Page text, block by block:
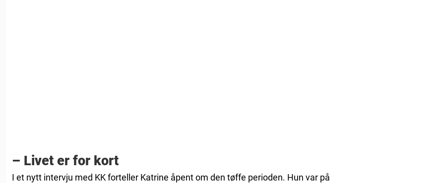
– Livet er for kort
I et nytt intervju med KK forteller Katrine åpent om den tøffe perioden. Hun var på